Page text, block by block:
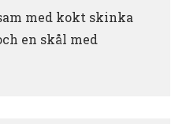
med kokt skinka
en skål med